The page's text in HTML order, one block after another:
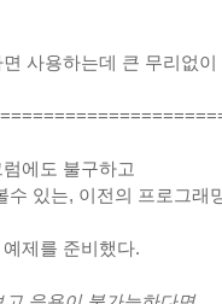
사용하는데 큰 무리없
에도 불구하고
수 있는, 이전의 프로그래
제를 준비했다.